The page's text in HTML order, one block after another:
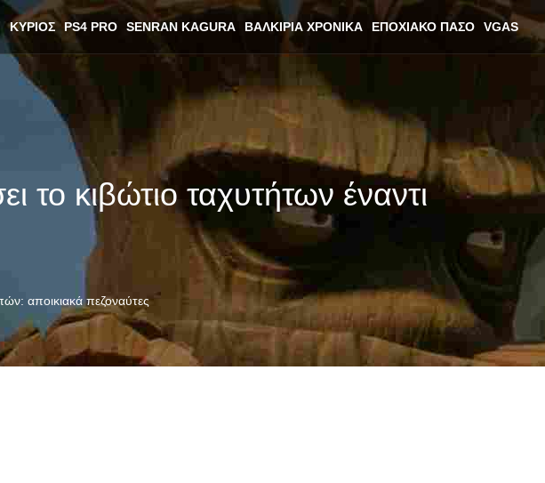
ΚΎΡΙΟΣ PS4 PRO SENRAN KAGURA ΒΑΛΚΊΡΙΑ ΧΡΟΝΙΚΆ ΕΠΟΧΙΑΚΌ ΠΆΣΟ VGAS
το κιβώτιο ταχυτήτων έναντι
αποικιακά πεζοναύτες